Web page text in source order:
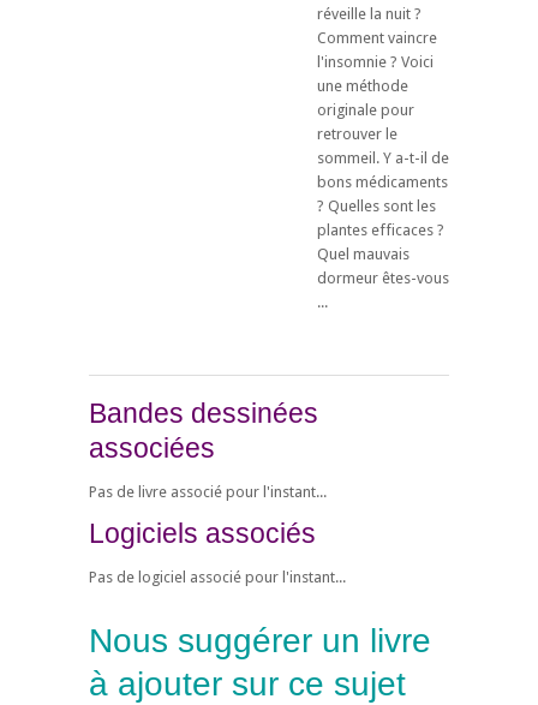
réveille la nuit ?
Comment vaincre
l'insomnie ? Voici
une méthode
originale pour
retrouver le
sommeil. Y a-t-il de
bons médicaments
? Quelles sont les
plantes efficaces ?
Quel mauvais
dormeur êtes-vous
...
Bandes dessinées
associées
Pas de livre associé pour l'instant...
Logiciels associés
Pas de logiciel associé pour l'instant...
Nous suggérer un livre
à ajouter sur ce sujet